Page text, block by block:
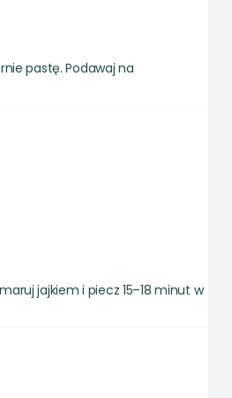
pastę. Podawaj na
jajkiem i piecz 15–18 minut w